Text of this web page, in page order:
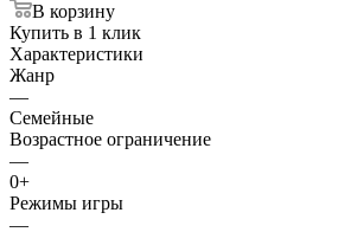
В корзину
Купить в 1 клик
Характеристики
Жанр
—
Семейные
Возрастное ограничение
—
0+
Режимы игры
—